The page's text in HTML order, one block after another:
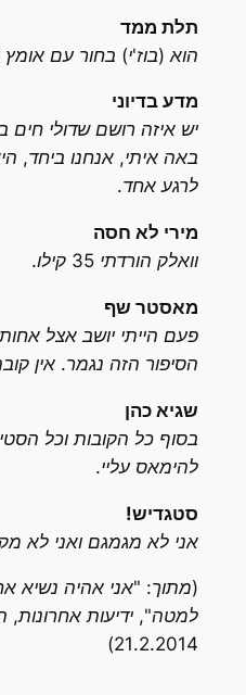
תלת ממד
הוא (בוז'י) בחור עם אומץ
מדע בדיוני
יש איזה רושם שדולי חים
באה איתי, אנחנו ביחד,
לרגע אחד.
מירי לא חסה
וואלק הורדתי 35 קילו.
מאסטר שף
פעם הייתי יושב אצל
הסיפור הזה נגמר. אין
שגיא כהן
בסוף כל הקובות וכל
להימאס עליי.
סטגדיש!
אני לא מגמגם ואני לא
(מתוך: "אני אהיה נשיא
למטה", ידיעות
21.2.2014)